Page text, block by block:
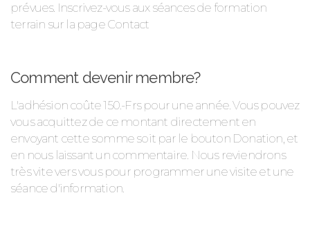
prévues. Inscrivez-vous aux séances de formation
terrain sur la page Contact
Comment devenir membre?
L'adhésion coûte 150.-Frs pour une année. Vous pouvez
vous acquittez de ce montant directement en
envoyant cette somme soit par le bouton Donation, et
en nous laissant un commentaire. Nous reviendrons
très vite vers vous pour programmer une visite et une
séance d'information.